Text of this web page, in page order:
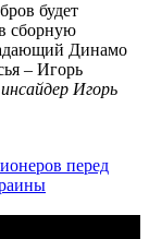
будет
сборную
Динамо
– Игорь
инсайдер Игорь
перед